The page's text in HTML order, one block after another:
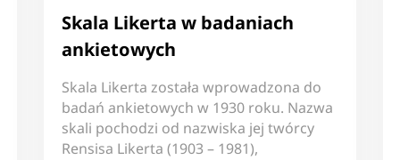
Skala Likerta w badaniach
ankietowych
Skala Likerta została wprowadzona do
badań ankietowych w 1930 roku. Nazwa
skali pochodzi od nazwiska jej twórcy
Rensisa Likerta (1903 – 1981),